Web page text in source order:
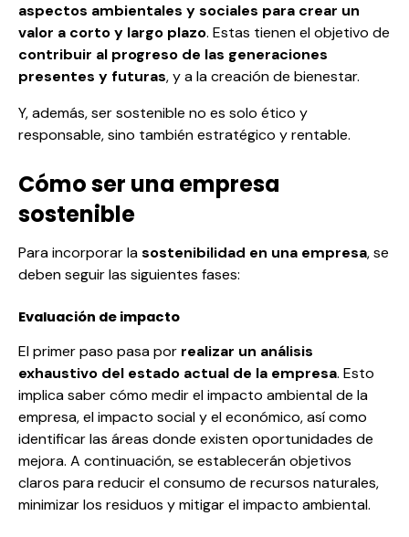
aspectos ambientales y sociales para crear un
valor a corto y largo plazo. Estas tienen el objetivo de
contribuir al progreso de las generaciones
presentes y futuras, y a la creación de bienestar.
Y, además, ser sostenible no es solo ético y
responsable, sino también estratégico y rentable.
Cómo ser una empresa
sostenible
Para incorporar lasostenibilidad en una empresa, se
deben seguir las siguientes fases:
Evaluación de impacto
El primer paso pasa por realizar un análisis
exhaustivo del estado actual de la empresa. Esto
implica sabercómo medir el impacto ambiental de la
empresa, el impacto social y el económico, así como
identificar las áreas donde existen oportunidades de
mejora. A continuación, se establecerán objetivos
claros para reducir el consumo de recursos naturales,
minimizar los residuos y mitigar el impacto ambiental.